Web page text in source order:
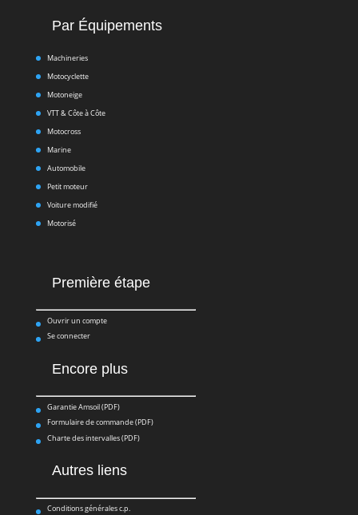
Par Équipements
Machineries
Motocyclette
Motoneige
VTT & Côte à Côte
Motocross
Marine
Automobile
Petit moteur
Voiture modifié
Motorisé
Première étape
Ouvrir un compte
Se connecter
Encore plus
Garantie Amsoil (PDF)
Formulaire de commande (PDF)
Charte des intervalles (PDF)
Autres liens
Conditions générales c.p.